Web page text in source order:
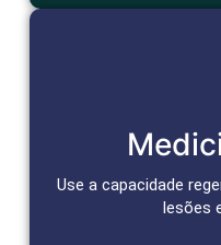
Use a capacidade
lesões
Reparação
Células-tronco e